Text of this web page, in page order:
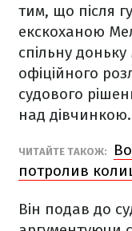
тим, що після
екскоханою
спільну
офіційного
судового
над дівчинкою.
ЧИТАЙТЕ ТАКОЖ:
потролив
Він подав до